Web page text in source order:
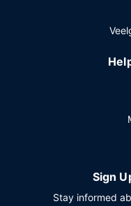
Ter plaatse heb je
Sign
Stay informed